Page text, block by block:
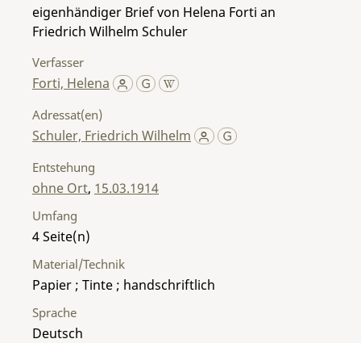
eigenhändiger Brief von Helena Forti an
Friedrich Wilhelm Schuler
Verfasser
Forti, Helena
Adressat(en)
Schuler, Friedrich Wilhelm
Entstehung
ohne Ort, 15.03.1914
Umfang
4
Material/Technik
Papier ; Tinte ; handschriftlich
Sprache
Deutsch